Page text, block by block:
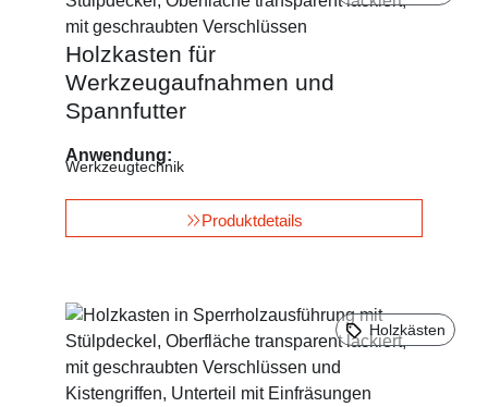
Holzkasten für
Werkzeugaufnahmen und
Spannfutter
Anwendung:
Werkzeugtechnik
Produktdetails
Holzkästen